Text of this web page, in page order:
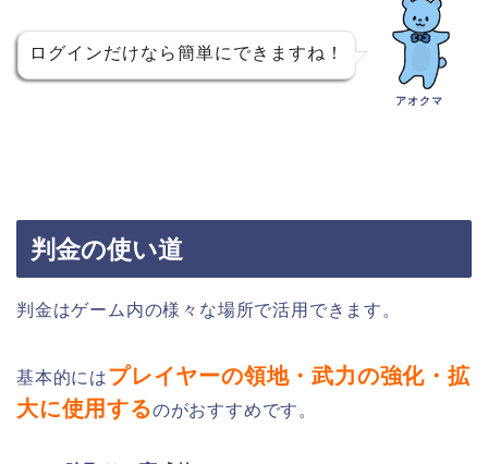
ログインだけなら簡単にできますね！
アオクマ
判金の使い道
判金はゲーム内の様々な場所で活用できます。
基本的にはプレイヤーの領地・武力の強化・拡
大に使用するのがおすすめです。